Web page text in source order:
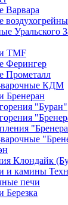
Варвара
Уральского
TMF
Ферингер
Прометалл
варочные КДМ
Бренеран
"Буран"
Клондайк
и камины
печи
Березка